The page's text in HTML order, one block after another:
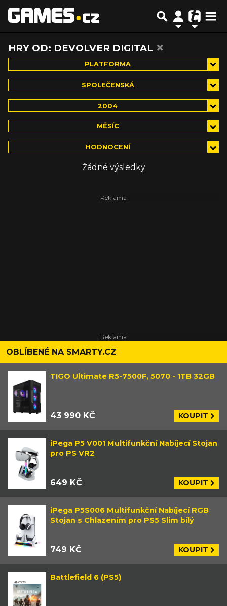
HRY OD: DEVOLVER DIGITAL ×
PLATFORMA
SPOLEČENSKÁ
2004
MĚSÍC
HODNOCENÍ
Žádné výsledky
OBLÍBENÉ NA SMARTY.CZ
TIGO Ultimate R5-7500F, 5070 - 1TB 32GB
43 990 KČ KOUPIT
iPega P5 V001 Multifunkční Nabíjecí Stojan
pro PS VR2
649 KČ KOUPIT
iPega P5S006 Multifunkční Nabíjecí RGB
Stojan s Chlazením pro PS5 Slim bílý
749 KČ KOUPIT
Battlefield 6 (PS5)